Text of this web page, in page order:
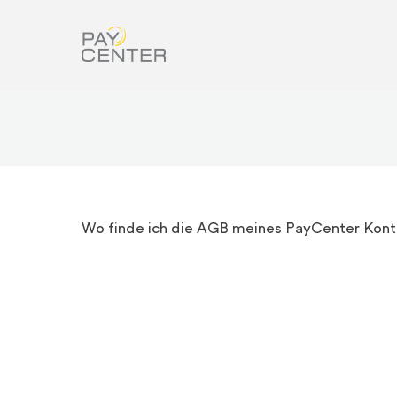
Wo finde ich die AGB meines PayCenter